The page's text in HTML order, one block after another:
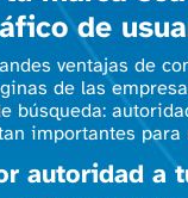
de
ventajas de
de las
búsqueda:
importantes
autoridad a